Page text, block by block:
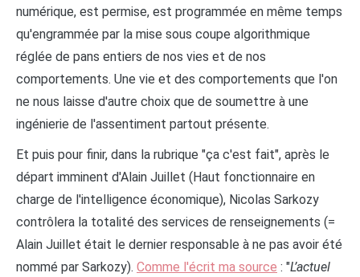
numérique, est permise, est programmée en même temps
qu'engrammée par la mise sous coupe algorithmique
réglée de pans entiers de nos vies et de nos
comportements. Une vie et des comportements que l'on
ne nous laisse d'autre choix que de soumettre à une
ingénierie de l'assentiment partout présente.
Et puis pour finir, dans la rubrique "ça c'est fait", après le
départ imminent d'Alain Juillet (Haut fonctionnaire en
charge de l'intelligence économique), Nicolas Sarkozy
contrôlera la totalité des services de renseignements (=
Alain Juillet était le dernier responsable à ne pas avoir été
nommé par Sarkozy). Comme l'écrit ma source : "L’actuel